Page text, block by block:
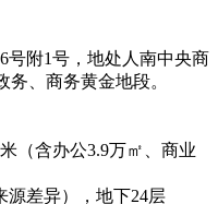
号附1号，地处人南中央商
、商务黄金地段。
（含办公3.9万㎡、商业
源差异），地下24层